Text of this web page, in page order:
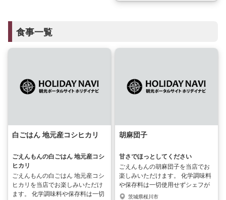
食事一覧
白ごはん 地元産コシヒカリ
ごえんもんの白ごはん 地元産コシ
ヒカリ
ごえんもんの白ごはん 地元産コシ
ヒカリを当店でお楽しみいただけ
ます。 化学調味料や保存料は一切
胡麻団子
甘さでほっとしてください
ごえんもんの胡麻団子を当店でお
楽しみいただけます。 化学調味料
や保存料は一切使用せずシェフが
手作りした商品です。 本格的な胡
茨城県桜川市